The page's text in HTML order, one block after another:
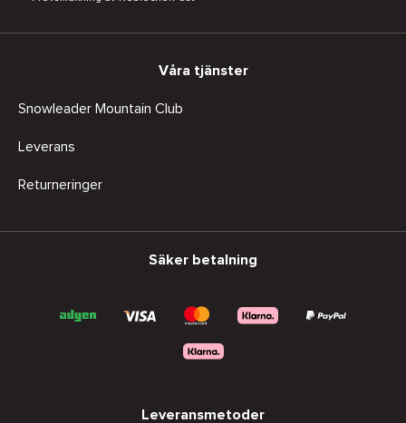
Våra tjänster
Snowleader Mountain Club
Leverans
Returneringer
Säker betalning
Leveransmetoder